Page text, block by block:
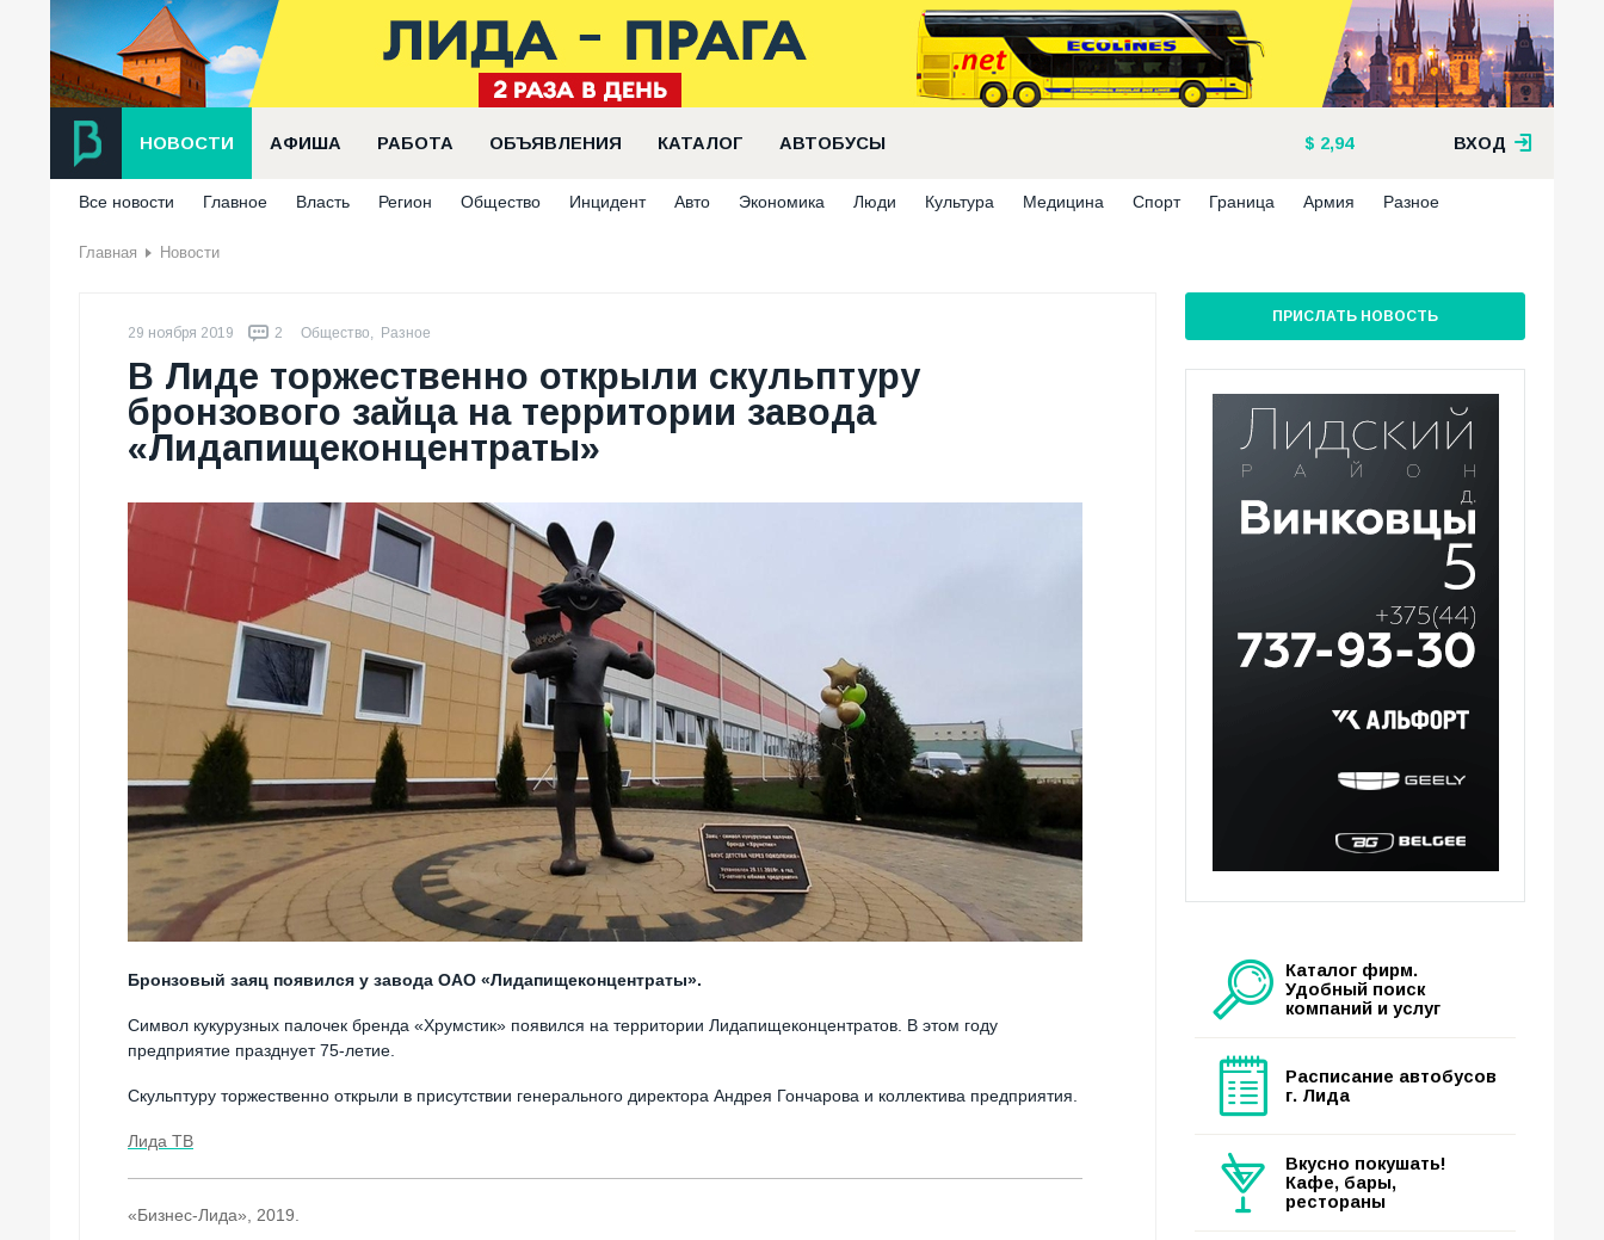
НОВОСТИ АФИША РАБОТА ОБЪЯВЛЕНИЯ КАТАЛОГ АВТОБУСЫ 2,94 ВХОД
Все новости Главное Власть Регион Общество Инцидент Авто Экономика Люди Культура Медицина Спорт Граница Армия Разное
Главная Новости
29 ноября 2019 2 Общество, Разное
В Лиде торжественно открыли скульптуру
бронзового зайца на территории завода
«Лидапищеконцентраты»
Бронзовый заяц появился у завода ОАО «Лидапищеконцентраты».
Символ кукурузных палочек бренда «Хрумстик» появился на территории Лидапищеконцентратов. В этом году
предприятие празднует 75-летие.
Скульптуру торжественно открыли в присутствии генерального директора Андрея Гончарова и коллектива предприятия.
Лида ТВ
«Бизнес-Лида», 2019.
ПРИСЛАТЬ НОВОСТЬ
Каталог фирм.
Удобный поиск
компаний и услуг
Расписание автобусов
г. Лида
Вкусно покушать!
Кафе, бары,
рестораны